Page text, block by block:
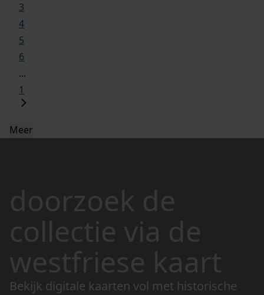
3
4
5
6
...
1
Meer
doorzoek de
collectie via de
westfriese kaart
Bekijk digitale kaarten vol met historische